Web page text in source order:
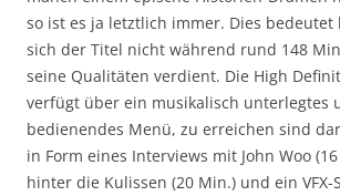
so ist es ja letztlich immer. Dies bedeutet
sich der Titel nicht während rund 148
seine Qualitäten verdient. Die High
verfügt über ein musikalisch unterlegtes
bedienendes Menü, zu erreichen sind
in Form eines Interviews mit John Woo
hinter die Kulissen (20 Min.) und ein VFX-